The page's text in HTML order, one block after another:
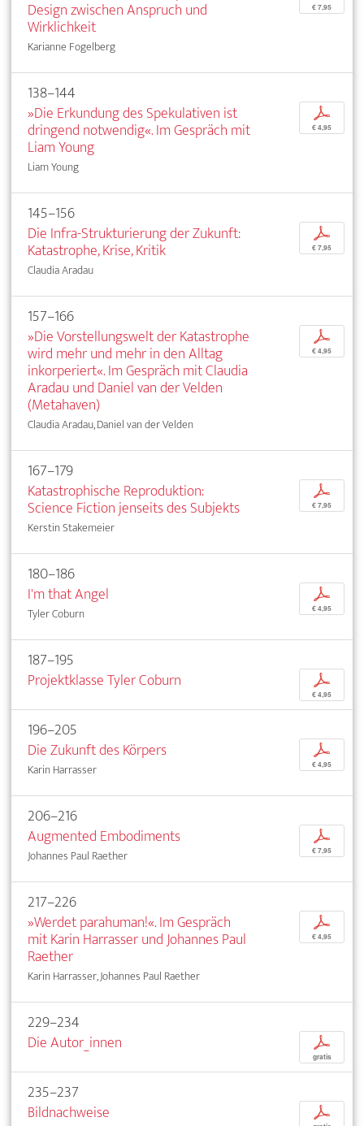
Design zwischen Anspruch und
Wirklichkeit
Karianne Fogelberg
€ 7,95
138–144
»Die Erkundung des Spekulativen ist
dringend notwendig«. Im Gespräch mit
Liam Young
Liam Young
p
€ 4,95
145–156
Die Infra-Strukturierung der Zukunft:
Katastrophe, Krise, Kritik
Claudia Aradau
p
€ 7,95
157–166
»Die Vorstellungswelt der Katastrophe
wird mehr und mehr in den Alltag
inkorperiert«. Im Gespräch mit Claudia
Aradau und Daniel van der Velden
(Metahaven)
Claudia Aradau, Daniel van der Velden
p
€ 4,95
167–179
Katastrophische Reproduktion:
Science Fiction jenseits des Subjekts
Kerstin Stakemeier
p
€ 7,95
180–186
I'm that Angel
Tyler Coburn
p
€ 4,95
187–195
Projektklasse Tyler Coburn
p
€ 4,95
196–205
Die Zukunft des Körpers
Karin Harrasser
p
€ 4,95
206–216
Augmented Embodiments
Johannes Paul Raether
p
€ 7,95
217–226
»Werdet parahuman!«. Im Gespräch
mit Karin Harrasser und Johannes Paul
Raether
Karin Harrasser, Johannes Paul Raether
p
€ 4,95
229–234
Die Autor_innen
p
gratis
235–237
Bildnachweise
p